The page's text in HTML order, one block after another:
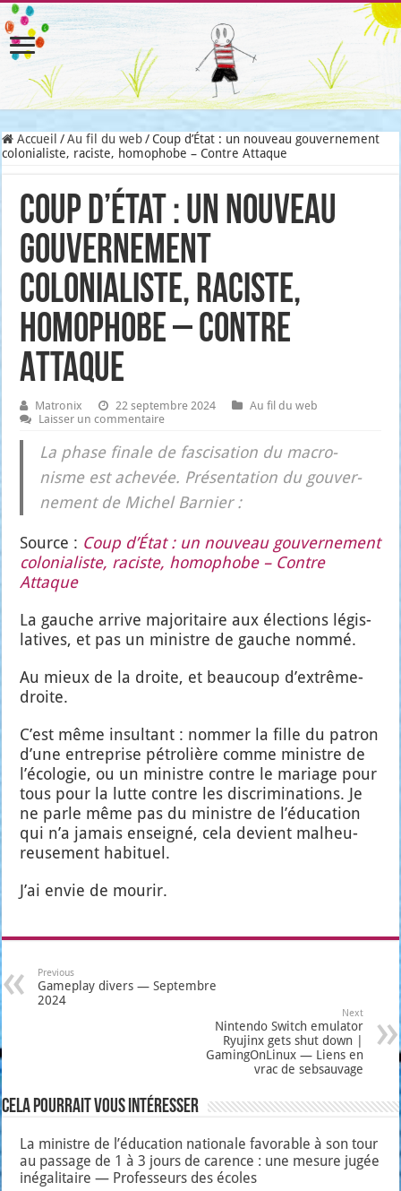
Accueil / Au fil du web / Coup d’État : un nouveau gouvernement
colonialiste, raciste, homophobe – Contre Attaque
Coup d’État : un nouveau
gouvernement
colonialiste, raciste,
homophobe – Contre
Attaque
Matronix 22 septembre 2024
Au fil du web
Laisser un commentaire
La phase finale de fas­ci­sa­tion du macro­
nisme est ache­vée. Pré­sen­ta­tion du gou­ver­
ne­ment de Michel Bar­nier :
Source : Coup d’État : un nou­veau gou­ver­ne­ment
colo­nia­liste, raciste, homo­phobe – Contre
Attaque
La gauche arrive majo­ri­taire aux élec­tions légis­
la­tives, et pas un ministre de gauche nom­mé.
Au mieux de la droite, et beau­coup d’ex­trême-
droite.
C’est même insul­tant : nom­mer la fille du patron
d’une entre­prise pétro­lière comme ministre de
l’é­co­lo­gie, ou un ministre contre le mariage pour
tous pour la lutte contre les dis­cri­mi­na­tions. Je
ne parle même pas du ministre de l’é­du­ca­tion
qui n’a jamais ensei­gné, cela devient mal­heu­
reu­se­ment habi­tuel.
J’ai envie de mou­rir.
Previous
Gameplay divers — Septembre
2024
Next
Nintendo Switch emulator
Ryujinx gets shut down |
GamingOnLinux — Liens en
vrac de sebsauvage
Cela pourrait vous intéresser
La ministre de l’éducation nationale favorable à son tour
au passage de 1 à 3 jours de carence : une mesure jugée
inégalitaire — Professeurs des écoles